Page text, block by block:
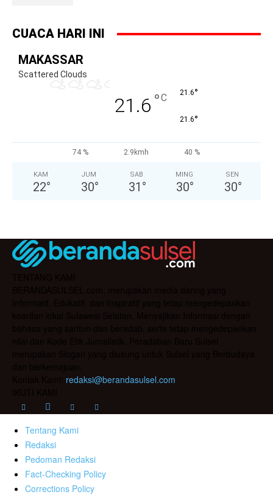
CUACA HARI INI
MAKASSAR
Scattered Clouds
21.6 °C 21.6°
21.6°
74 % 2.9kmh 40 %
KAM
22°
JUM
30°
SAB
31 °
MING
30°
SEN
30°
redaksi@berandasulsel.com
Tentang Kami
Redaksi
Pedoman Redaksi
Fact-Checking Policy
Corrections Policy